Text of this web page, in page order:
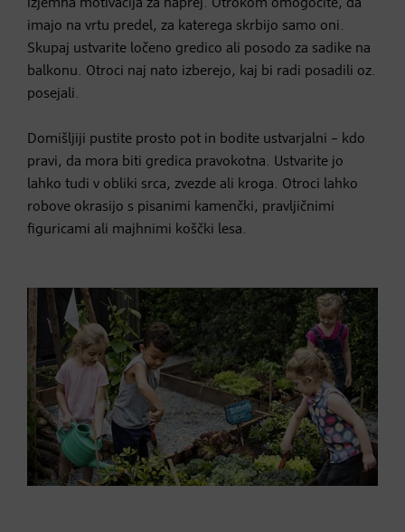
izjemna motivacija za naprej. Otrokom omogočite, da
imajo na vrtu predel, za katerega skrbijo samo oni.
Skupaj ustvarite ločeno gredico ali posodo za sadike na
balkonu. Otroci naj nato izberejo, kaj bi radi posadili oz.
posejali.
Domišljiji pustite prosto pot in bodite ustvarjalni – kdo
pravi, da mora biti gredica pravokotna. Ustvarite jo
lahko tudi v obliki srca, zvezde ali kroga. Otroci lahko
robove okrasijo s pisanimi kamenčki, pravljičnimi
figuricami ali majhnimi koščki lesa.